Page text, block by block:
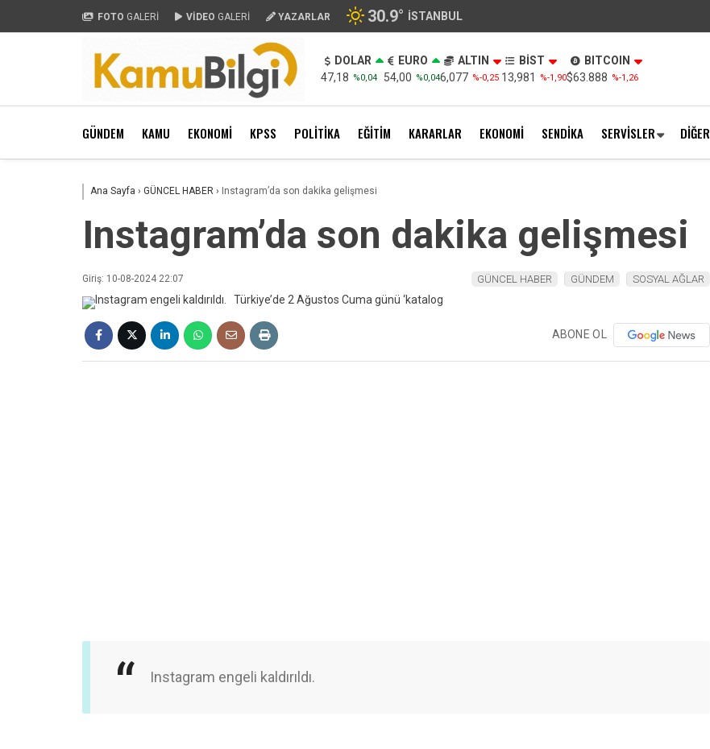
FOTO GALERİ VİDEO GALERİ YAZARLAR 30.9° İSTANBUL
DOLAR
47,18 %0,04
EURO
54,00 %0,04
ALTIN
6,077 %-0,25
BİST
13,981
%-1,90
BITCOIN
$63.888 %-1,26
GÜNDEM KAMU EKONOMİ KPSS POLİTİKA EĞİTİM KARARLAR EKONOMİ SENDİKA SERVİSLER DİĞER
Ana Sayfa › GÜNCEL HABER › Instagram’da son dakika gelişmesi
Instagram’da son dakika gelişmesi
Giriş: 10-08-2024 22:07 GÜNCEL HABER GÜNDEM SOSYAL AĞLAR
ABONE OL
Instagram engeli kaldırıldı.